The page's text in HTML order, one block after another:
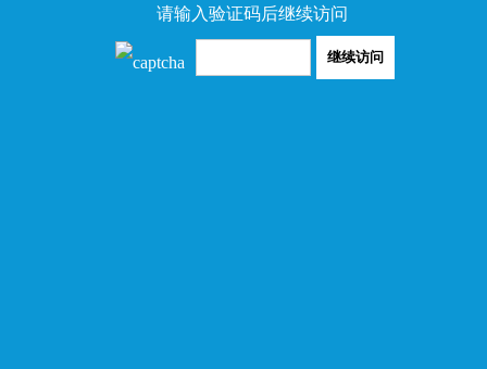
请输入验证码后继续访问
继续访问